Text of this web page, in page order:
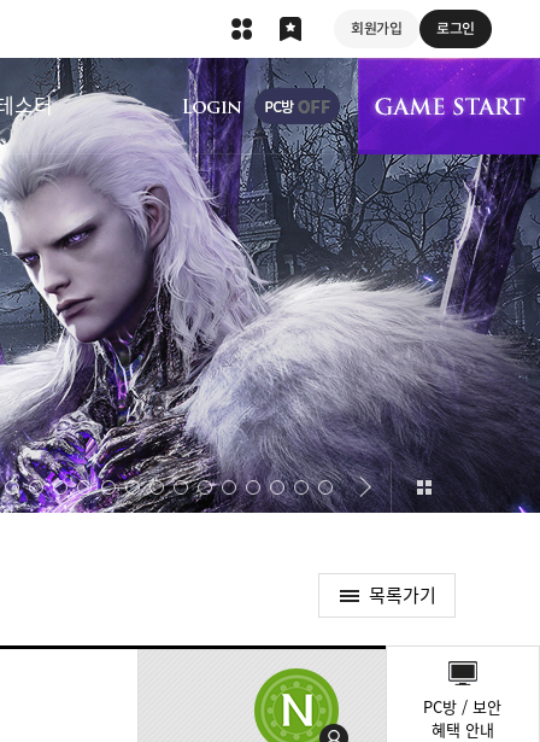
회원가입 로그인
스터
상단 메뉴
목록가기
PC방 / 보안
혜택 안내